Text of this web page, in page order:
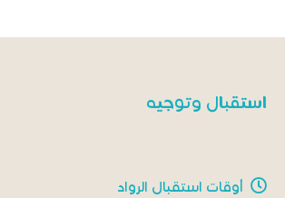
استقبال وتوجيه
أوقات استقبال الرواد